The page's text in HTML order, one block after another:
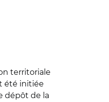
territoriale
été initiée
dépôt de la